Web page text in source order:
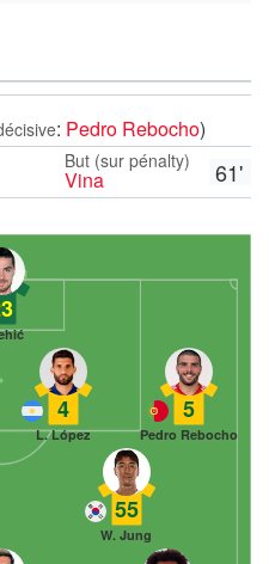
: Pedro Rebocho)
61'
But (sur pénalty)
Vina
5
Pedro Rebocho
4
L. López
55
W. Jung